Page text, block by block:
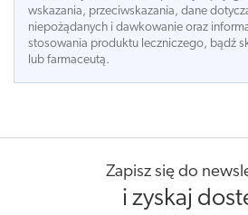
wskazania, przeciwskazania, dane
niepożądanych i dawkowanie oraz
stosowania produktu leczniczego, bądź
lub farmaceutą.
Zapisz się do
i zyskaj